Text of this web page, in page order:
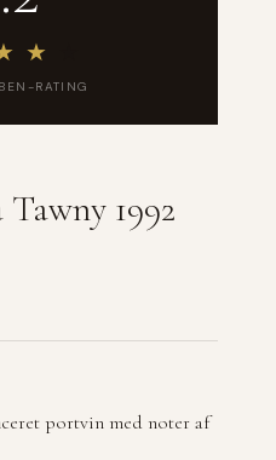
★
RATING
1992
portvin med noter af